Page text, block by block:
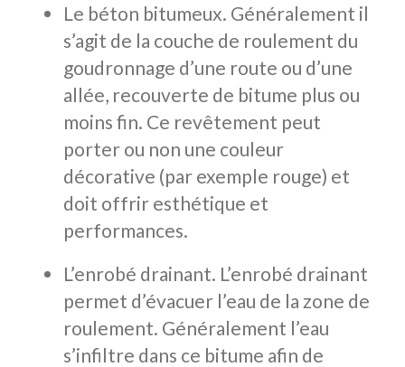
Le béton bitumeux. Généralement il
s’agit de la couche de roulement du
goudronnage d’une route ou d’une
allée, recouverte de bitume plus ou
moins fin. Ce revêtement peut
porter ou non une couleur
décorative (par exemple rouge) et
doit offrir esthétique et
performances.
L’enrobé drainant. L’enrobé drainant
permet d’évacuer l’eau de la zone de
roulement. Généralement l’eau
s’infiltre dans ce bitume afin de